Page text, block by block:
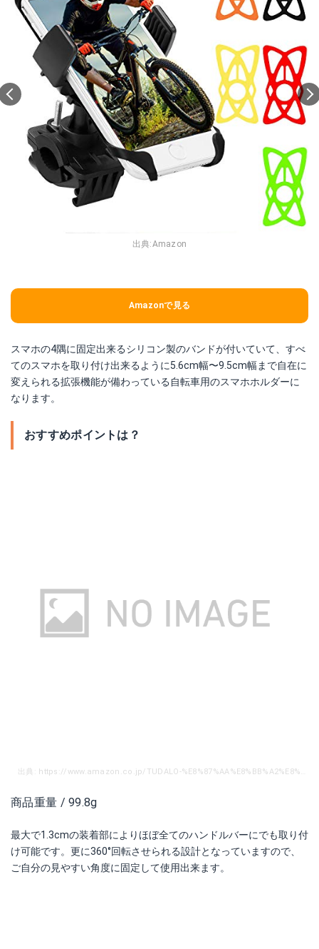
出典:Amazon
Amazonで見る
スマホの4隅に固定出来るシリコン製のバンドが付いていて、すべ
てのスマホを取り付け出来るように5.6cm幅〜9.5cm幅まで自在に
変えられる拡張機能が備わっている自転車用のスマホホルダーに
なります。
おすすめポイントは？
商品重量 / 99.8g
最大で1.3cmの装着部によりほぼ全てのハンドルバーにでも取り付
け可能です。更に360°回転させられる設計となっていますので、
ご自分の見やすい角度に固定して使用出来ます。